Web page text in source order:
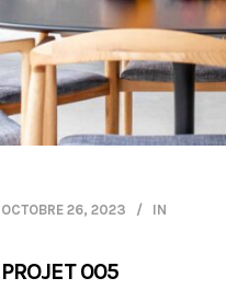
OCTOBRE 26, 2023 IN
PROJET 005